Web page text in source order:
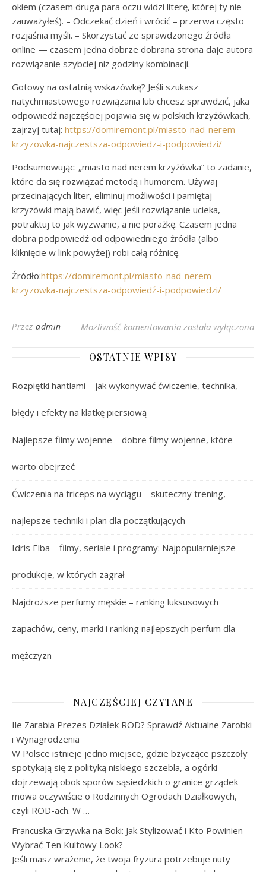
okiem (czasem druga para oczu widzi literę, której ty nie
zauważyłeś). – Odczekać dzień i wrócić – przerwa często
rozjaśnia myśli. – Skorzystać ze sprawdzonego źródła
online — czasem jedna dobrze dobrana strona daje autora
rozwiązanie szybciej niż godziny kombinacji.
Gotowy na ostatnią wskazówkę? Jeśli szukasz
natychmiastowego rozwiązania lub chcesz sprawdzić, jaka
odpowiedź najczęściej pojawia się w polskich krzyżówkach,
zajrzyj tutaj: https://domiremont.pl/miasto-nad-nerem-
krzyzowka-najczestsza-odpowiedz-i-podpowiedzi/
Podsumowując: „miasto nad nerem krzyżówka” to zadanie,
które da się rozwiązać metodą i humorem. Używaj
przecinających liter, eliminuj możliwości i pamiętaj —
krzyżówki mają bawić, więc jeśli rozwiązanie ucieka,
potraktuj to jak wyzwanie, a nie porażkę. Czasem jedna
dobra podpowiedź od odpowiedniego źródła (albo
kliknięcie w link powyżej) robi całą różnicę.
Źródło:https://domiremont.pl/miasto-nad-nerem-
krzyzowka-najczestsza-odpowiedź-i-podpowiedzi/
Przez admin Możliwość komentowania Miasto Nad Nerem:
została wyłączona
OSTATNIE WPISY
Rozpiętki hantlami – jak wykonywać ćwiczenie, technika,
błędy i efekty na klatkę piersiową
Najlepsze filmy wojenne – dobre filmy wojenne, które
warto obejrzeć
Ćwiczenia na triceps na wyciągu – skuteczny trening,
najlepsze techniki i plan dla początkujących
Idris Elba – filmy, seriale i programy: Najpopularniejsze
produkcje, w których zagrał
Najdroższe perfumy męskie – ranking luksusowych
zapachów, ceny, marki i ranking najlepszych perfum dla
mężczyzn
NAJCZĘŚCIEJ CZYTANE
Ile Zarabia Prezes Działek ROD? Sprawdź Aktualne Zarobki
i Wynagrodzenia
W Polsce istnieje jedno miejsce, gdzie bzyczące pszczoły
spotykają się z polityką niskiego szczebla, a ogórki
dojrzewają obok sporów sąsiedzkich o granice grządek –
mowa oczywiście o Rodzinnych Ogrodach Działkowych,
czyli ROD-ach. W …
Francuska Grzywka na Boki: Jak Stylizować i Kto Powinien
Wybrać Ten Kultowy Look?
Jeśli masz wrażenie, że twoja fryzura potrzebuje nuty